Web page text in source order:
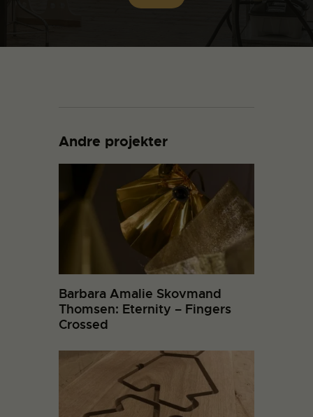
Andre projekter
Barbara Amalie Skovmand
Thomsen: Eternity – Fingers
Crossed